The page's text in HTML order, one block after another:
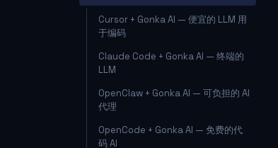
Cursor + Gonka AI — 便宜的 LLM 用
于编码
Claude Code + Gonka AI — 终端的
LLM
OpenClaw + Gonka AI — 可负担的 AI
代理
OpenCode + Gonka AI — 免费的代
码 AI